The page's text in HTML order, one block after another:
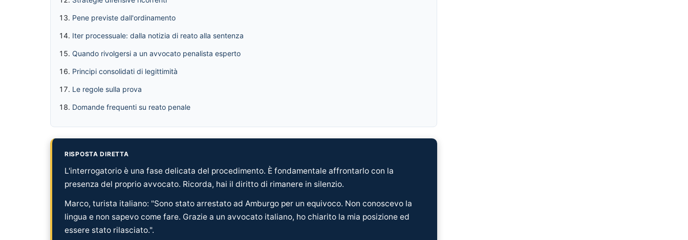
Pene previste dall'ordinamento
Iter processuale: dalla notizia di reato alla sentenza
Quando rivolgersi a un avvocato penalista esperto
Principi consolidati di legittimità
Le regole sulla prova
Domande frequenti su reato penale
RISPOSTA DIRETTA
L'interrogatorio è una fase delicata del procedimento. È fondamentale affrontarlo con la
presenza del proprio avvocato. Ricorda, hai il diritto di rimanere in silenzio.
Marco, turista italiano: "Sono stato arrestato ad Amburgo per un equivoco. Non conoscevo la
lingua e non sapevo come fare. Grazie a un avvocato italiano, ho chiarito la mia posizione ed
essere stato rilasciato.".